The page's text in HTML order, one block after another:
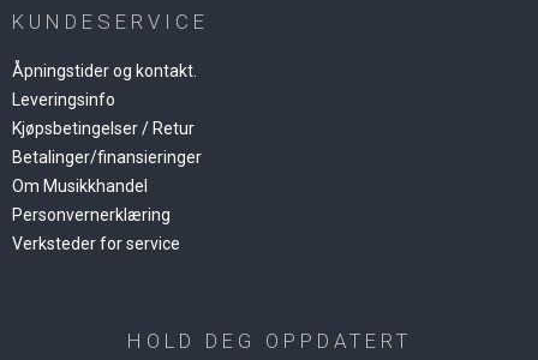
KUNDESERVICE
Åpningstider og kontakt.
Leveringsinfo
Kjøpsbetingelser / Retur
Betalinger/finansieringer
Om Musikkhandel
Personvernerklæring
Verksteder for service
HOLD DEG OPPDATERT